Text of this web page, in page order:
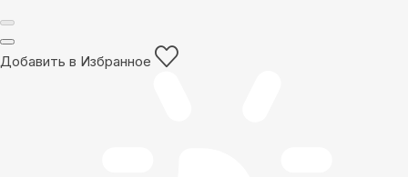
Добавить в Избранное